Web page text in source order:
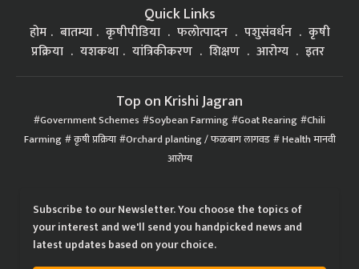
Quick Links
होम बातम्या कृषीपीडिया फलोत्पादन पशुसंवर्धन
कृषी
प्रक्रिया
यशकथा यांत्रिकीकरण शिक्षण आरोग्य इतर
Top on Krishi Jagran
Government Schemes Soybean Farming Goat Rearing Chili
Farming कृषी प्रक्रिया Orchard planting / फळबाग लागवड Health मानवी
आरोग्य
Subscribe to our Newsletter. You choose the topics of
your interest and we'll send you handpicked news and
latest updates based on your choice.